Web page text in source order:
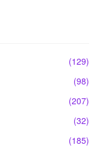
(129)
(98)
(207)
(32)
(185)